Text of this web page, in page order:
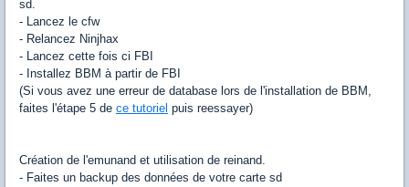
sd.
- Lancez le cfw
- Relancez Ninjhax
- Lancez cette fois ci FBI
- Installez BBM à partir de FBI
(Si vous avez une erreur de database lors de l'installation de BBM,
faites l'étape 5 de ce tutoriel puis reessayer)
Création de l'emunand et utilisation de reinand.
- Faites un backup des données de votre carte sd